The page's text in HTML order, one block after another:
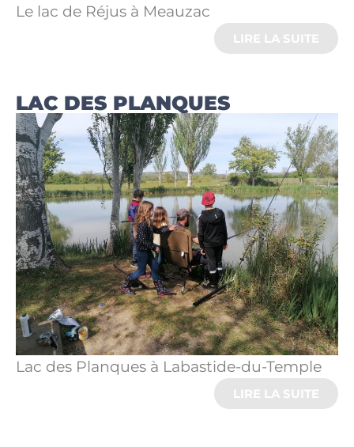
Le lac de Réjus à Meauzac
LIRE LA SUITE
LAC DES PLANQUES
Lac des Planques à Labastide-du-Temple
LIRE LA SUITE